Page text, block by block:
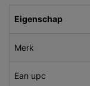
Eigenschap
Merk
Ean upc